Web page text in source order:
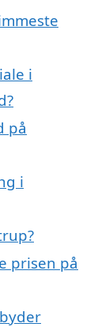
i
på
i
prisen på